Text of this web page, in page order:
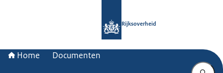
Rijksoverheid
Home Documenten